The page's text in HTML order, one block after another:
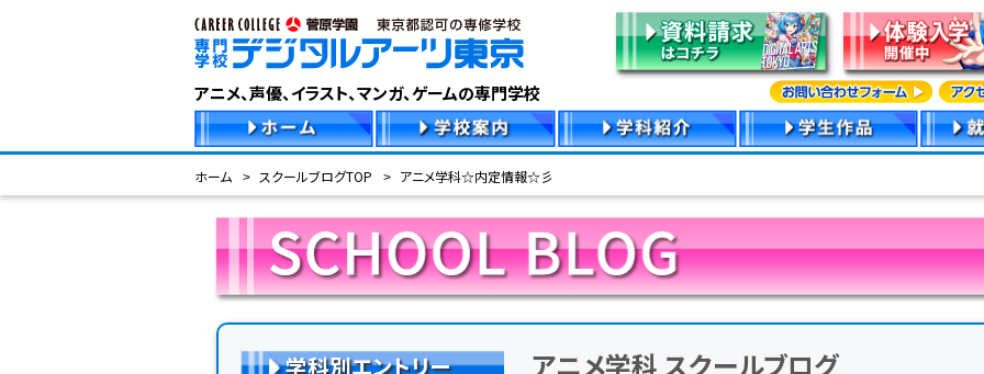
アニメ、声優、イラスト、マンガ、ゲームの専門学校
ホーム スクールブログTOP アニメ学科☆内定情報☆彡
学科別エントリー アニメ学科 スクールブログ